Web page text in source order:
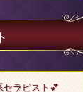
セラピスト💕